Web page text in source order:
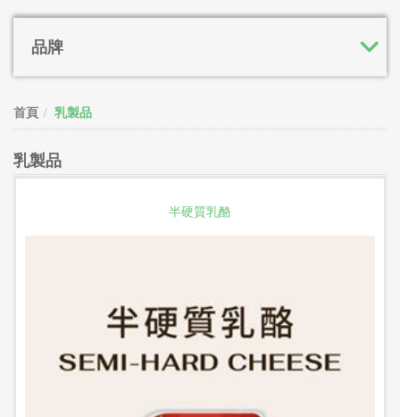
品牌
首頁 乳製品
乳製品
半硬質乳酪